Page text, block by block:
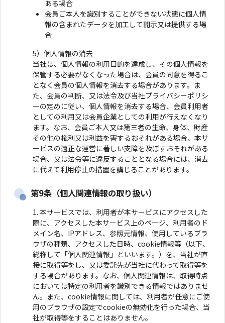
ある場合
会員ご本人を識別することができない状態に個人情
報の含まれたデータを加工して開示又は提供する場
合
5）個人情報の消去
当社は、個人情報の利用目的を達成し、その個人情報を
保管する必要がなくなった場合は、会員の同意を得るこ
となく会員の個人情報を消去する場合があります。ま
た、会員の判断、又は法令及び当社プライバシーポリシ
ーの定めに従い、個人情報を消去する場合、会員利用者
としての利用又は会員企業としての利用が行えなくなり
ます。なお、会員ご本人又は第三者の生命、身体、財産
その他の権利又は利益を害するおそれがある場合、本サ
ービスの適正な運営に著しい支障を及ぼすおそれがある
場合、又は法令等に違反することとなる場合には、消去
に代えて利用停止の措置を講じることがあります。
第9条（個人関連情報の取り扱い）
本サービスでは、利用者が本サービスにアクセスした
際に、アクセスした本サービス上のページ、利用者のド
メイン名、IPアドレス、参照元情報、使用しているブラ
ウザの種類、アクセスした日時、cookie情報等（以下、
総称して「個人関連情報」といいます。）を、当社が直
接に取得等をし、又は委託先が当社に代わって取得等を
する場合があります。なお、個人関連情報は、取得時点
においては特定の利用者を識別できる情報ではありませ
ん。また、cookie情報に関しては、利用者が任意にご使
用のブラウザの設定でcookieの無効化を行った場合、当
社が取得等をすることはありません。